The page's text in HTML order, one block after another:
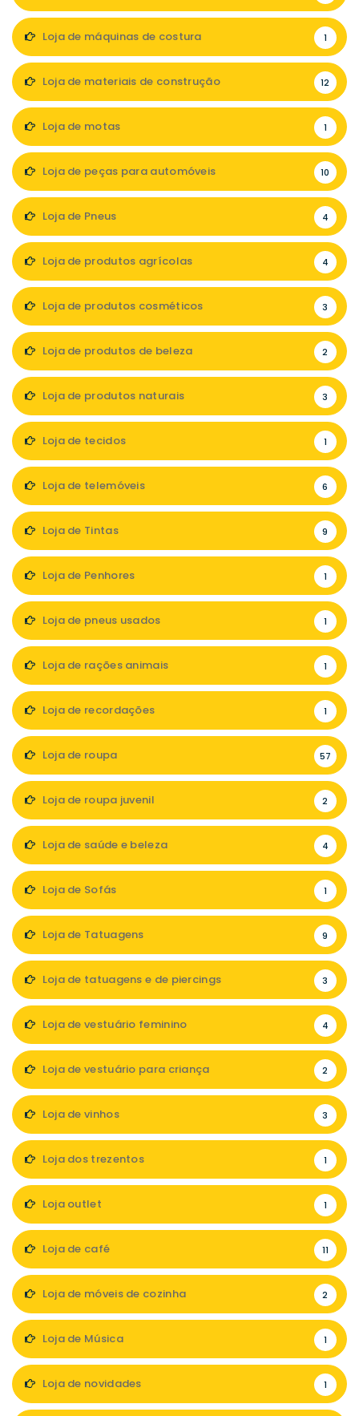
Loja de máquinas de costura 1
Loja de materiais de construção 12
Loja de motas 1
Loja de peças para automóveis 10
Loja de Pneus 4
Loja de produtos agrícolas 4
Loja de produtos cosméticos 3
Loja de produtos de beleza 2
Loja de produtos naturais 3
Loja de tecidos 1
Loja de telemóveis 6
Loja de Tintas 9
Loja de Penhores 1
Loja de pneus usados 1
Loja de rações animais 1
Loja de recordações 1
Loja de roupa 57
Loja de roupa juvenil 2
Loja de saúde e beleza 4
Loja de Sofás 1
Loja de Tatuagens 9
Loja de tatuagens e de piercings 3
Loja de vestuário feminino 4
Loja de vestuário para criança 2
Loja de vinhos 3
Loja dos trezentos 1
Loja outlet 1
Loja de café 11
Loja de móveis de cozinha 2
Loja de Música 1
Loja de novidades 1